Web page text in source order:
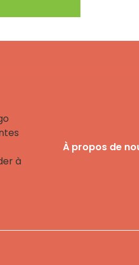
À propos de